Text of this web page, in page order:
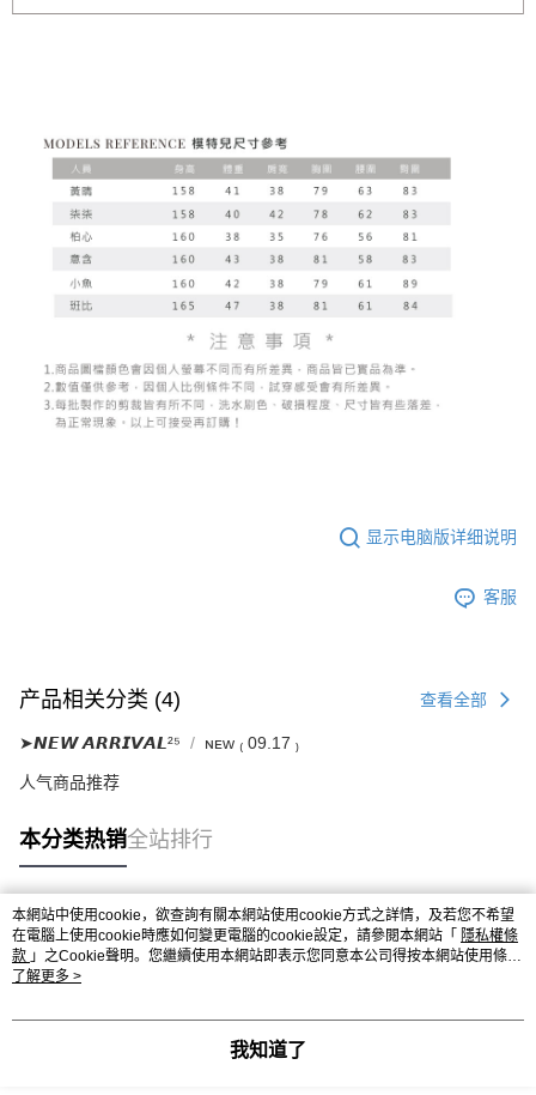
显示电脑版详细说明
客服
产品相关分类 (4) 查看全部
➤𝙉𝙀𝙒 𝘼𝙍𝙍𝙄𝙑𝘼𝙇²⁵ ɴᴇᴡ ₍ 09.17 ₎
人气商品推荐
本分类热销全站排行
热门标签
本網站中使用cookie，欲查詢有關本網站使用cookie方式之詳情，及若您不希望
在電腦上使用cookie時應如何變更電腦的cookie設定，請參閱本網站「 隱私權條
款 」之Cookie聲明。您繼續使用本網站即表示您同意本公司得按本網站使用條款
之Cookie聲明使用cookie。
了解更多 >
我知道了